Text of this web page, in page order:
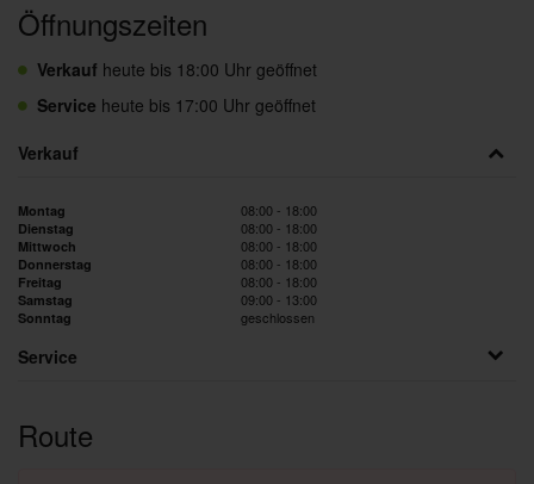
Öffnungszeiten
Verkauf heute bis 18:00 Uhr geöffnet
Service heute bis 17:00 Uhr geöffnet
Verkauf
Montag 08:00 - 18:00
Dienstag 08:00 - 18:00
Mittwoch 08:00 - 18:00
Donnerstag 08:00 - 18:00
Freitag 08:00 - 18:00
Samstag 09:00 - 13:00
Sonntag geschlossen
Service
Route